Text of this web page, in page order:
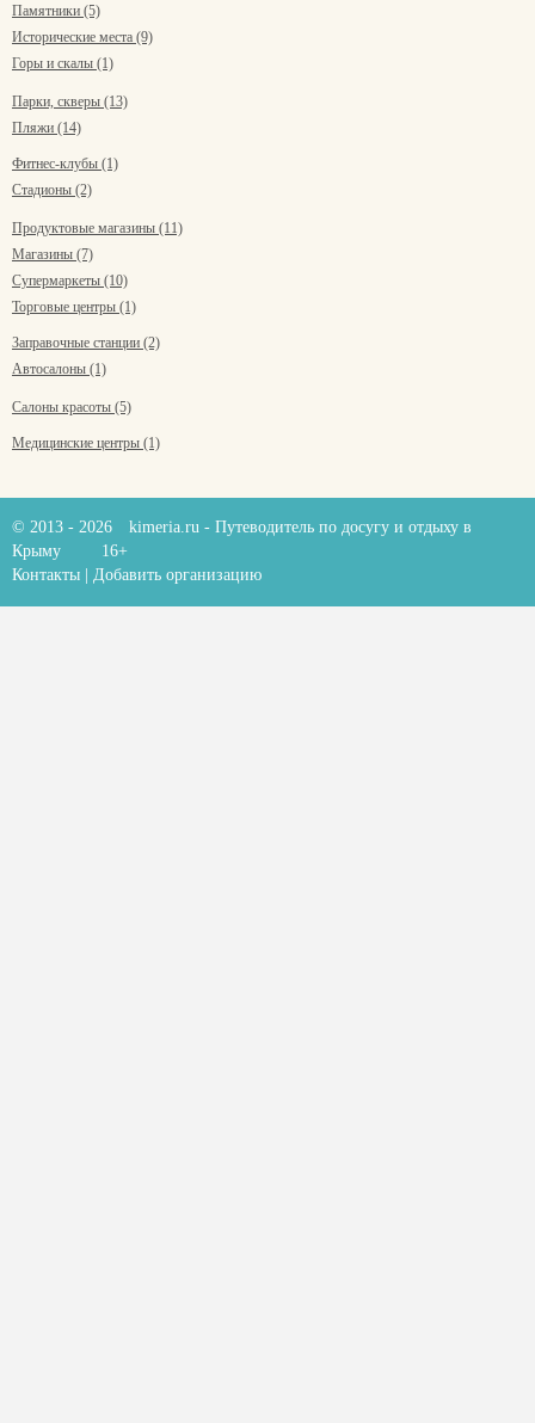
Памятники (5)
Исторические места (9)
Горы и скалы (1)
Парки, скверы (13)
Пляжи (14)
Фитнес-клубы (1)
Стадионы (2)
Продуктовые магазины (11)
Магазины (7)
Супермаркеты (10)
Торговые центры (1)
Заправочные станции (2)
Автосалоны (1)
Салоны красоты (5)
Медицинские центры (1)
© 2013 - 2026 kimeria.ru - Путеводитель по досугу и отдыху в
Крыму
16+
Контакты
Добавить организацию